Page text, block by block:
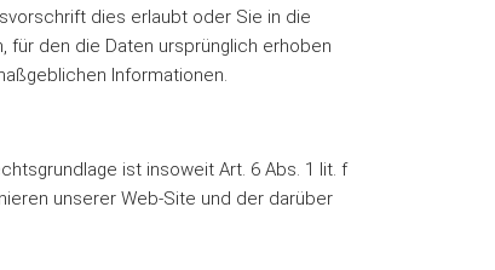
dies erlaubt oder Sie in die
für den die Daten ursprünglich erhoben
Informationen.
ist insoweit Art. 6 Abs. 1 lit. f
unserer Web-Site und der darüber